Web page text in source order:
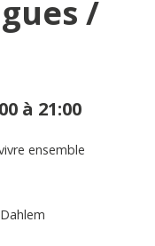
/
à 21:00
ensemble